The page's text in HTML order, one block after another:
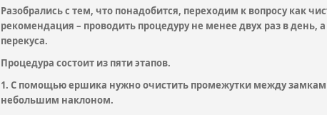
Разобрались с тем, что понадобится, переходим к вопросу как
рекомендация – проводить процедуру не менее двух раз в
перекуса.
Процедура состоит из пяти этапов.
1. С помощью ершика нужно очистить промежутки между
небольшим наклоном.